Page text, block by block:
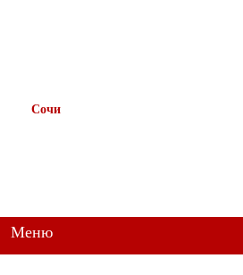
Сочи
Меню